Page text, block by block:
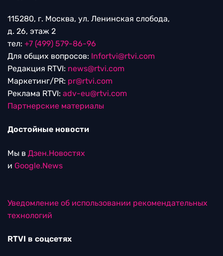
115280, г. Москва, ул. Ленинская слобода,
д. 26, этаж 2
тел: +7 (499) 579-86-96
Для общих вопросов: Infortvi@rtvi.com
Редакция RTVI: news@rtvi.com
Маркетинг/PR: pr@rtvi.com
Реклама RTVI: adv-eu@rtvi.com
Партнерские материалы
Достойные новости
Мы в Дзен.Новостях
и Google.News
Уведомление об использовании рекомендательных
технологий
RTVI в соцсетях